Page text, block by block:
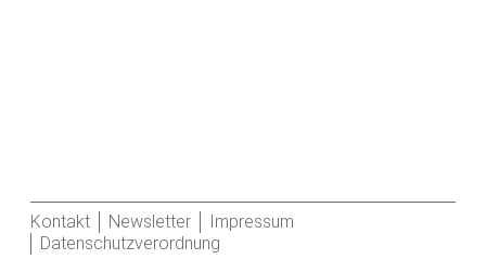
Kontakt Newsletter
Impressum
Datenschutzverordnung